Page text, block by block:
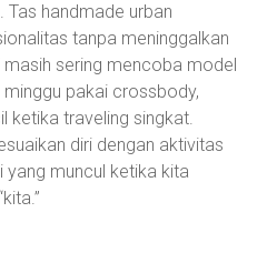
Tas handmade urban
tanpa meninggalkan
masih sering mencoba model
pakai crossbody,
ketika traveling singkat.
diri dengan aktivitas
yang muncul ketika kita